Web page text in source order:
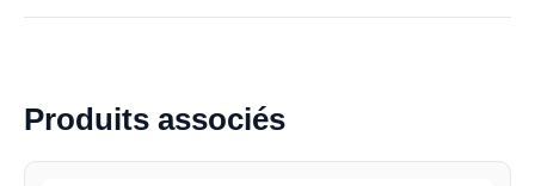
Produits associés